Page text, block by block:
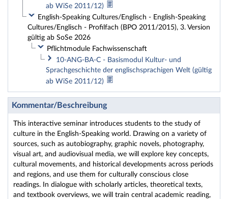
ab WiSe 2011/12)
English-Speaking Cultures/Englisch - English-Speaking
Cultures/Englisch - Profilfach (BPO 2011/2015), 3. Version
gültig ab SoSe 2026
Pflichtmodule Fachwissenschaft
10-ANG-BA-C - Basismodul Kultur- und
Sprachgeschichte der englischsprachigen Welt (gültig
ab WiSe 2011/12)
Kommentar/Beschreibung
This interactive seminar introduces students to the study of
culture in the English-Speaking world. Drawing on a variety of
sources, such as autobiography, graphic novels, photography,
visual art, and audiovisual media, we will explore key concepts,
cultural movements, and historical developments across periods
and regions, and use them for culturally conscious close
readings. In dialogue with scholarly articles, theoretical texts,
and textbook overviews, we will train central academic reading,